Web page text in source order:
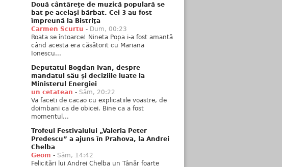
Două cântăreţe de muzică populară se
bat pe acelaşi bărbat. Cei 3 au fost
împreună la Bistriţa
Carmen Scurtu - Dum, 00:23
Roata se întoarce! Nineta Popa i-a fost amantă
când acesta era căsătorit cu Mariana
Ionescu...
Deputatul Bogdan Ivan, despre
mandatul său și deciziile luate la
Ministerul Energiei
un cetatean - Sâm, 20:22
Va faceti de cacao cu explicatiile voastre, de
doimbani ca de obicei. Bine ca a fost
momentul...
Trofeul Festivalului „Valeria Peter
Predescu” a ajuns în Prahova, la Andrei
Chelba
Geom - Sâm, 14:42
Felicitări lui Andrei Chelba un Tânăr foarte